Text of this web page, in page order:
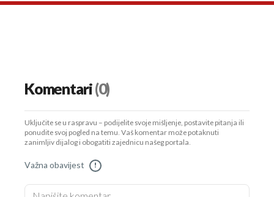
Komentari(0)
Uključite se u raspravu – podijelite svoje mišljenje, postavite pitanja ili
ponudite svoj pogled na temu. Vaš komentar može potaknuti
zanimljiv dijalog i obogatiti zajednicu našeg portala.
Važna obavijest !